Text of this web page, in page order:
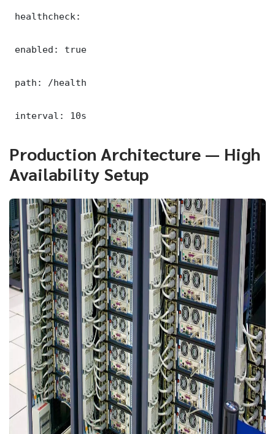
healthcheck:
enabled: true
path: /health
interval: 10s
Production Architecture — High
Availability Setup